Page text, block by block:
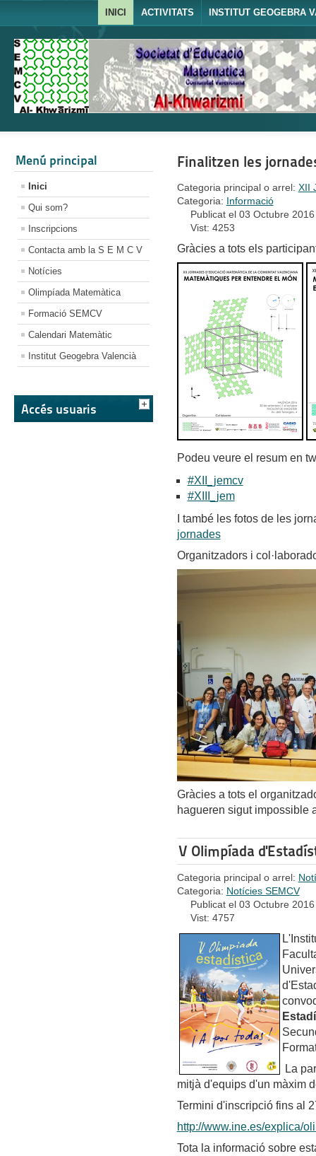
INICI ACTIVITATS INSTITUT GEOGEBRA
Menú principal
Inici
Qui som?
Inscripcions
Contacta amb la S E M C V
Notícies
Olimpíada Matemàtica
Formació SEMCV
Calendari Matemàtic
Institut Geogebra Valencià
Accés usuaris
Finalitzen les
Categoria principal o arrel: XII
Categoria: Informació
Publicat el 03 Octubre 2016
Vist: 4253
Gràcies a tots els
Podeu veure el resum en
#XII_jemcv
#XIII_jem
I també les fotos de les
jornades
Organitzadors i
Gràcies a tots el
hagueren sigut impossible
V Olimpíada
Categoria principal o arrel:
Categoria: Notícies SEMCV
Publicat el 03 Octubre 2016
Vist: 4757
La
mitjà d'equips d'un màxim
Termini d'inscripció fins al
http://www.ine.es/explica/
Tota la informació sobre